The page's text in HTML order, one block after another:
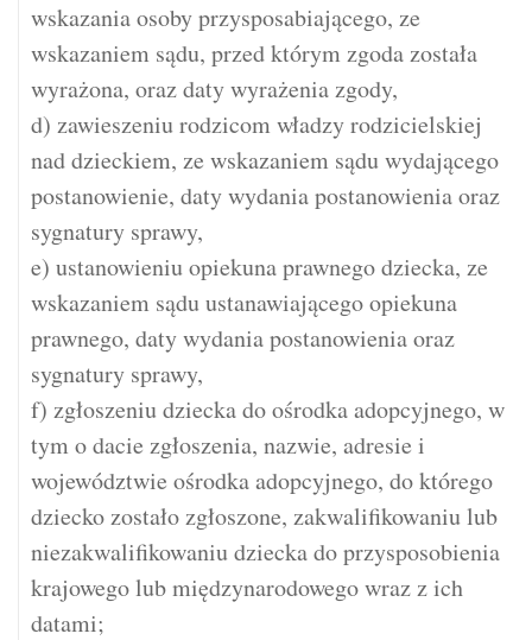
wskazania osoby przysposabiającego, ze
wskazaniem sądu, przed którym zgoda została
wyrażona, oraz daty wyrażenia zgody,
d) zawieszeniu rodzicom władzy rodzicielskiej
nad dzieckiem, ze wskazaniem sądu wydającego
postanowienie, daty wydania postanowienia oraz
sygnatury sprawy,
e) ustanowieniu opiekuna prawnego dziecka, ze
wskazaniem sądu ustanawiającego opiekuna
prawnego, daty wydania postanowienia oraz
sygnatury sprawy,
f) zgłoszeniu dziecka do ośrodka adopcyjnego, w
tym o dacie zgłoszenia, nazwie, adresie i
województwie ośrodka adopcyjnego, do którego
dziecko zostało zgłoszone, zakwalifikowaniu lub
niezakwalifikowaniu dziecka do przysposobienia
krajowego lub międzynarodowego wraz z ich
datami;